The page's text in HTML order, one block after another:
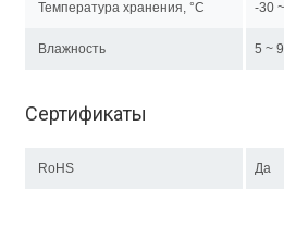
Температура хранения, °C -30
Влажность 5 ~
Сертификаты
RoHS Да